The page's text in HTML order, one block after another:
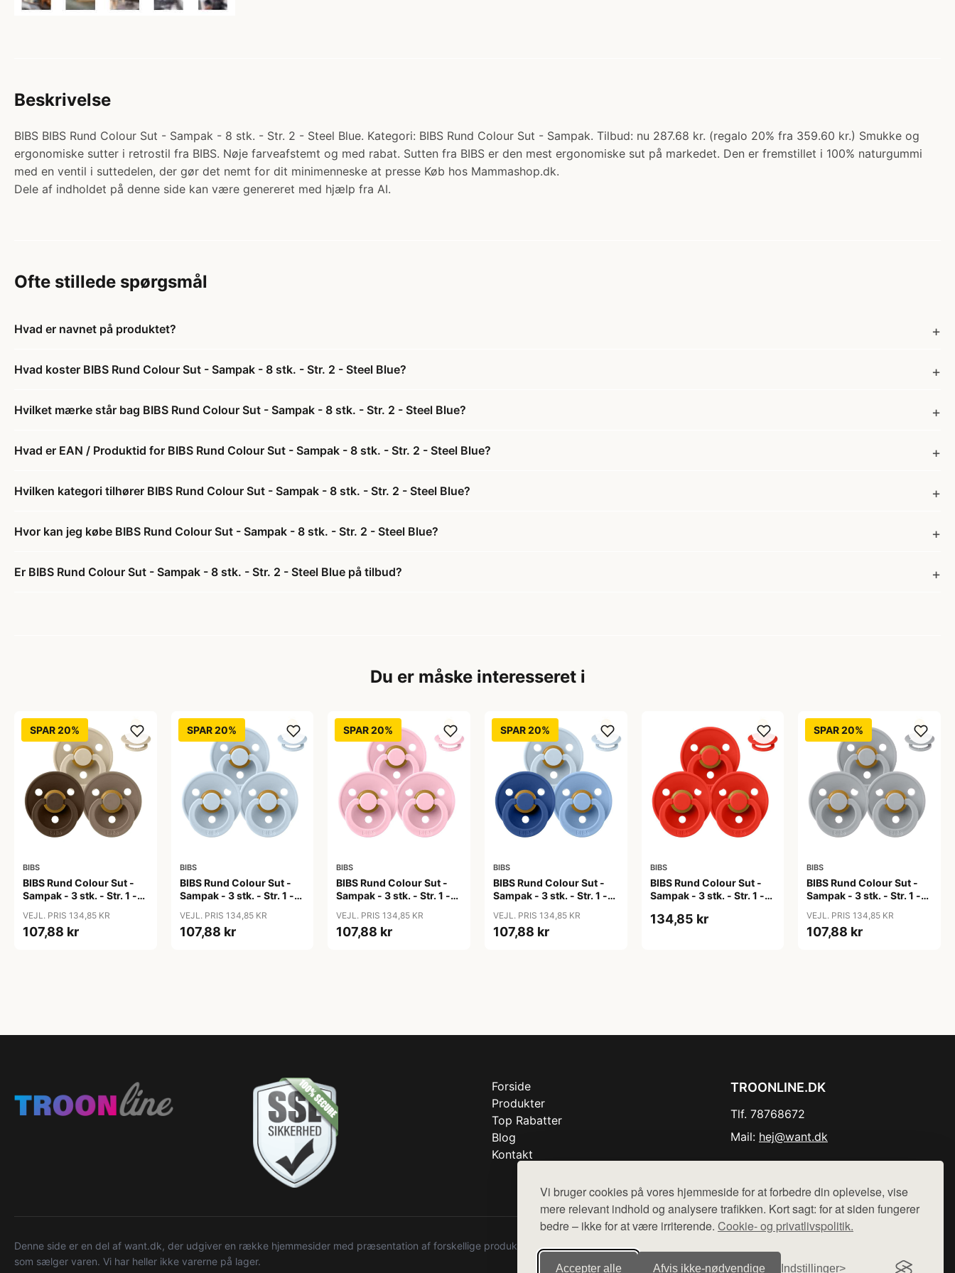
Vi bruger cookies på vores hjemmeside for at forbedre din oplevelse, vise
mere relevant indhold og analysere trafikken. Kort sagt: for at siden fungerer
bedre – ikke for at være irriterende. Cookie- og privatlivspolitik.
Accepter alle Afvis ikke‑nødvendige Indstillinger
Beskrivelse
BIBS BIBS Rund Colour Sut - Sampak - 8 stk. - Str. 2 - Steel Blue. Kategori: BIBS Rund Colour Sut - Sampak. Tilbud: nu 287.68 kr. (regalo 20% fra 359.60 kr.) Smukke og
ergonomiske sutter i retrostil fra BIBS. Nøje farveafstemt og med rabat. Sutten fra BIBS er den mest ergonomiske sut på markedet. Den er fremstillet i 100% naturgummi
med en ventil i suttedelen, der gør det nemt for dit minimenneske at presse Køb hos Mammashop.dk.
Dele af indholdet på denne side kan være genereret med hjælp fra AI.
Ofte stillede spørgsmål
Hvad er navnet på produktet?
Hvad koster BIBS Rund Colour Sut - Sampak - 8 stk. - Str. 2 - Steel Blue?
Hvilket mærke står bag BIBS Rund Colour Sut - Sampak - 8 stk. - Str. 2 - Steel Blue?
Hvad er EAN / Produktid for BIBS Rund Colour Sut - Sampak - 8 stk. - Str. 2 - Steel Blue?
Hvilken kategori tilhører BIBS Rund Colour Sut - Sampak - 8 stk. - Str. 2 - Steel Blue?
Hvor kan jeg købe BIBS Rund Colour Sut - Sampak - 8 stk. - Str. 2 - Steel Blue?
Er BIBS Rund Colour Sut - Sampak - 8 stk. - Str. 2 - Steel Blue på tilbud?
Du er måske interesseret i
SPAR 20%
BIBS
BIBS Rund Colour Sut -
Sampak - 3 stk. - Str. 1 -
VEJL. PRIS 134,85 KR
107,88 kr
SPAR 20%
BIBS
BIBS Rund Colour Sut -
Sampak - 3 stk. - Str. 1 -
VEJL. PRIS 134,85 KR
107,88 kr
SPAR 20%
BIBS
BIBS Rund Colour Sut -
Sampak - 3 stk. - Str. 1 -
VEJL. PRIS 134,85 KR
107,88 kr
SPAR 20%
BIBS
BIBS Rund Colour Sut -
Sampak - 3 stk. - Str. 1 -
VEJL. PRIS 134,85 KR
107,88 kr
BIBS
BIBS Rund Colour Sut -
Sampak - 3 stk. - Str. 1 -
134,85 kr
SPAR 20%
BIBS
BIBS Rund Colour Sut -
Sampak - 3 stk. - Str. 1 -
VEJL. PRIS 134,85 KR
107,88 kr
Forside
Produkter
Top Rabatter
Blog
Kontakt
TROONLINE.DK
Tlf. 78768672
Mail: hej@want.dk
Denne side er en del af want.dk, der udgiver en række hjemmesider med præsentation af forskellige produkter fra diverse webshops. Der sælges ikke varer fra denne side - vi henviser til de shops,
som sælger varen. Vi har heller ikke varerne på lager.